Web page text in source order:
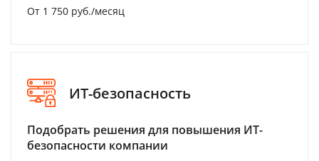
От 1 750 руб./месяц
ИТ-безопасность
Подобрать решения для повышения ИТ-
безопасности компании